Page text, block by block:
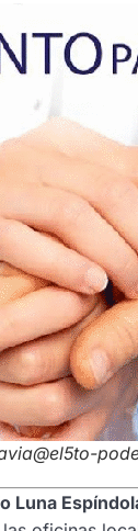
Luna